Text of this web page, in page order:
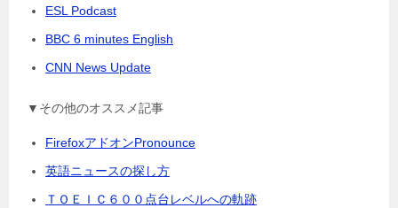
ESL Podcast
BBC 6 minutes English
CNN News Update
▼その他のオススメ記事
FirefoxアドオンPronounce
英語ニュースの探し方
ＴＯＥＩＣ６００点台レベルへの軌跡